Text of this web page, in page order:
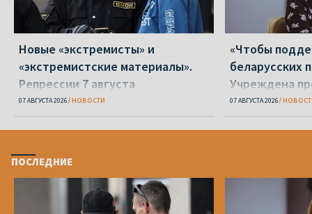
Новые «экстремисты» и
«экстремистские материалы».
Репрессии 7 августа
07 АВГУСТА 2026 НОВОСТИ
«Чтобы
беларусских
Учреждена
Вежновец
07 АВГУСТА 2026
ПОСЛЕДНИЕ